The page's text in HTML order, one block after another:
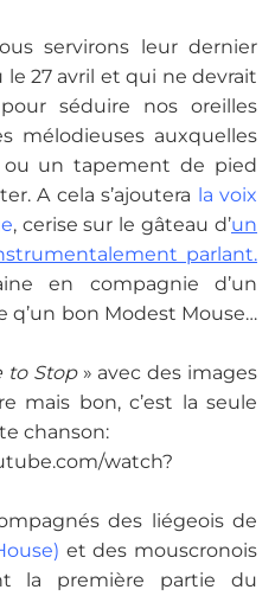
servirons leur dernier
le 27 avril et qui ne devrait
séduire nos oreilles
mélodieuses auxquelles
un tapement de pied
A cela s’ajoutera la voix
, cerise sur le gâteau d’un
parlant.
en compagnie d’un
bon Modest Mouse…
to Stop» avec des images
mais bon, c’est la seule
chanson:
watch?
des liégeois de
et des mouscronois
la première partie du